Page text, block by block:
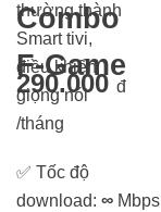
thường thành
Smart tivi,
điều khiển
giọng nói
Combo
F-Game
290.000 đ
/tháng
✅ Tốc độ
download: ∞ Mbps